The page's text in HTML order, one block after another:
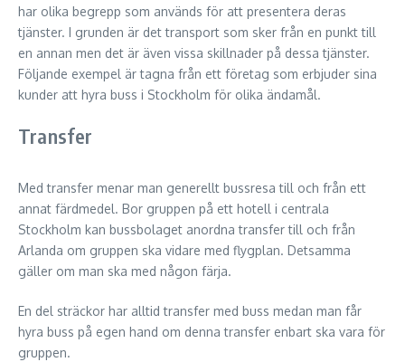
har olika begrepp som används för att presentera deras
tjänster. I grunden är det transport som sker från en punkt till
en annan men det är även vissa skillnader på dessa tjänster.
Följande exempel är tagna från ett företag som erbjuder sina
kunder att hyra buss i Stockholm för olika ändamål.
Transfer
Med transfer menar man generellt bussresa till och från ett
annat färdmedel. Bor gruppen på ett hotell i centrala
Stockholm kan bussbolaget anordna transfer till och från
Arlanda om gruppen ska vidare med flygplan. Detsamma
gäller om man ska med någon färja.
En del sträckor har alltid transfer med buss medan man får
hyra buss på egen hand om denna transfer enbart ska vara för
gruppen.